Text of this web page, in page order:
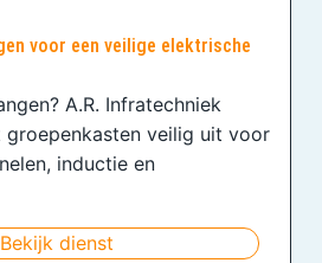
voor een veilige elektrische
A.R. Infratechniek
veilig uit voor
inductie en
Bekijk dienst